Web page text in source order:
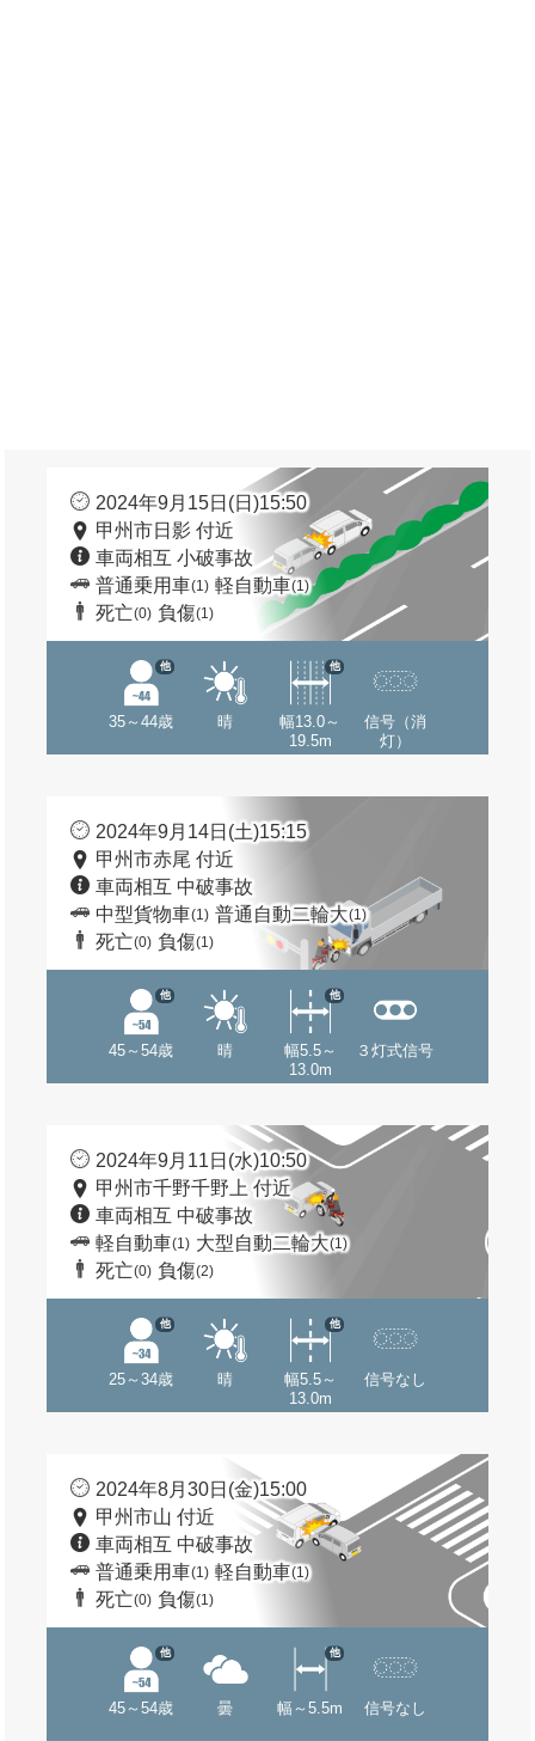
2024年9月15日(日)15:50
甲州市日影 付近
車両相互 小破事故
普通乗用車(1) 軽自動車(1)
死亡(0) 負傷(1)
35～44歳
他
晴
幅13.0～
19.5m
他
信号（消
灯）
2024年9月14日(土)15:15
甲州市赤尾 付近
車両相互 中破事故
中型貨物車(1) 普通自動二輪大(1)
死亡(0) 負傷(1)
45～54歳
他
晴
幅5.5～
13.0m
他
３灯式信号
2024年9月11日(水)10:50
甲州市千野千野上 付近
車両相互 中破事故
軽自動車(1) 大型自動二輪大(1)
死亡(0) 負傷(2)
25～34歳
他
晴
幅5.5～
13.0m
他
信号なし
2024年8月30日(金)15:00
甲州市山 付近
車両相互 中破事故
普通乗用車(1) 軽自動車(1)
死亡(0) 負傷(1)
45～54歳
他
曇 幅～5.5m
他
信号なし